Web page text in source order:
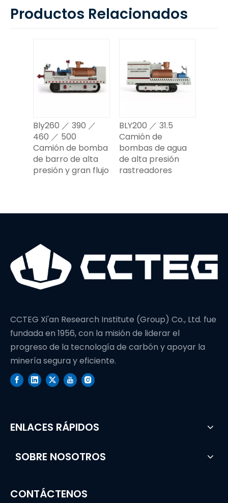
Productos Relacionados
Bly260 ／ 390 ／
460 ／ 500
Camión de bomba
de barro de alta
presión y gran flujo
BLY200 ／ 31.5
Camión de
bombas de agua
de alta presión
rastreadores
CCTEG Xi'an Research Institute (Group) Co., Ltd. fue
fundada en 1956, con la misión de liderar el
progreso de la tecnología de carbón y apoyar la
minería segura y eficiente.
ENLACES RÁPIDOS
SOBRE NOSOTROS
CONTÁCTENOS